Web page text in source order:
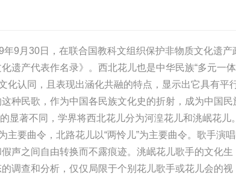
月30日，在联合国教科文组织保护非物质文化遗产
遗产代表作名录》。西北花儿也是中华民族“多元一
化认同，且表现出涵化共融的特点，显示出它具有平
种民歌，作为中国各民族文化史的折射，成为中国民
显著不同，学界将西北花儿分为河湟花儿和洮岷花儿。
主要曲令，北路花儿以“两怜儿”为主要曲令。歌手演
声之间自由转换而不露痕迹。洮岷花儿歌手的文化生
调查和分析，仅仅局限于个别花儿歌手或花儿会的视